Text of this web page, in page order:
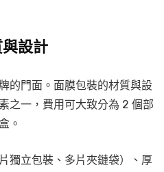
與設計
的門面。面膜包裝的材質與設
之一，費用可大致分為 2 個部
。
獨立包裝、多片夾鏈袋）、厚